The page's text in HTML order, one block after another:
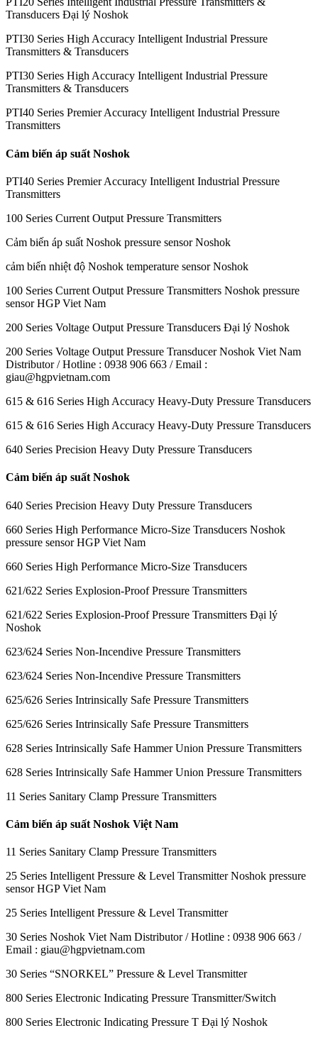
Transducers Đại lý Noshok
PTI30 Series High Accuracy Intelligent Industrial Pressure
Transmitters & Transducers
PTI30 Series High Accuracy Intelligent Industrial Pressure
Transmitters & Transducers
PTI40 Series Premier Accuracy Intelligent Industrial Pressure
Transmitters
Cảm biến áp suất Noshok
PTI40 Series Premier Accuracy Intelligent Industrial Pressure
Transmitters
100 Series Current Output Pressure Transmitters
Cảm biến áp suất Noshok pressure sensor Noshok
cảm biến nhiệt độ Noshok temperature sensor Noshok
100 Series Current Output Pressure Transmitters Noshok pressure
sensor HGP Viet Nam
200 Series Voltage Output Pressure Transducers Đại lý Noshok
200 Series Voltage Output Pressure Transducer Noshok Viet Nam
Distributor / Hotline : 0938 906 663 / Email :
giau@hgpvietnam.com
615 & 616 Series High Accuracy Heavy-Duty Pressure Transducers
615 & 616 Series High Accuracy Heavy-Duty Pressure Transducers
640 Series Precision Heavy Duty Pressure Transducers
Cảm biến áp suất Noshok
640 Series Precision Heavy Duty Pressure Transducers
660 Series High Performance Micro-Size Transducers Noshok
pressure sensor HGP Viet Nam
660 Series High Performance Micro-Size Transducers
621/622 Series Explosion-Proof Pressure Transmitters
621/622 Series Explosion-Proof Pressure Transmitters Đại lý
Noshok
623/624 Series Non-Incendive Pressure Transmitters
623/624 Series Non-Incendive Pressure Transmitters
625/626 Series Intrinsically Safe Pressure Transmitters
625/626 Series Intrinsically Safe Pressure Transmitters
628 Series Intrinsically Safe Hammer Union Pressure Transmitters
628 Series Intrinsically Safe Hammer Union Pressure Transmitters
11 Series Sanitary Clamp Pressure Transmitters
Cảm biến áp suất Noshok Việt Nam
11 Series Sanitary Clamp Pressure Transmitters
25 Series Intelligent Pressure & Level Transmitter Noshok pressure
sensor HGP Viet Nam
25 Series Intelligent Pressure & Level Transmitter
30 Series Noshok Viet Nam Distributor / Hotline : 0938 906 663 /
Email : giau@hgpvietnam.com
30 Series “SNORKEL” Pressure & Level Transmitter
800 Series Electronic Indicating Pressure Transmitter/Switch
800 Series Electronic Indicating Pressure T Đại lý Noshok